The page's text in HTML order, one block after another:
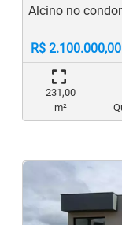
Alcino no
R$ 2.100.000,00
231,00
m²